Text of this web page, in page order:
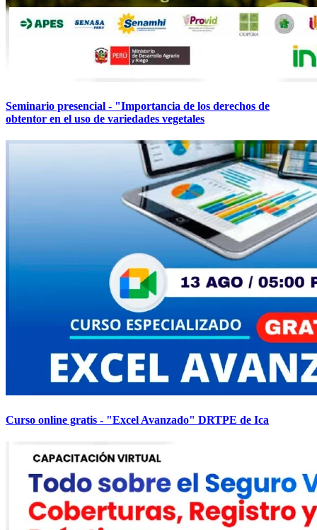
Seminario presencial - "Importancia de los derechos de
obtentor en el uso de variedades vegetales
Curso online gratis - "Excel Avanzado" DRTPE de Ica